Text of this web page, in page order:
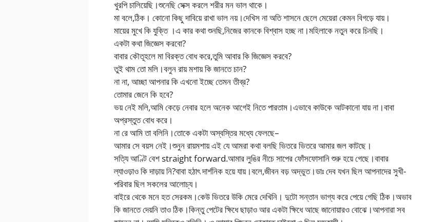
খুরপি চালিয়েছি।শুনেছি সেক্স করলে শরীর মন ভাল থাকে।
মা বলে,ঠিক। কোনো কিছু দাবিয়ে রাখা ভাল নয়।দেখিস না অতি শাসনে ছেলে মেয়েরা কেমন বিগড়ে যায়।
মায়ের মুখে কি যুক্তি ।এ কার কথা শুনছি,নিজের কানকে বিশ্বাস হচ্ছ না।মহিলাকে নতুন করে চিনছি।
একটা কথা জিজ্ঞেস করবো?
বাবার কৌতূহলে মা বিরক্ত বোধ করে,তুমি আবার কি জিজ্ঞেস করবে?
তুই থাম তো মলি।বলুন রায় মশায় কি জানতে চান?
না না, আচ্ছা আপনার কি এখনো ইচ্ছে তেমন তীব্র?
তোমার জেনে কি হবে?
ভয় নেই মলি,আমি কেড়ে নেবার হলে অনেক আগেই নিতে পারতাম।এভাবে কাউকে আটকানো যায় না।বাবা
অপ্রস্তুত বোধ করে।
না রে আমি তা বলিনি।তোকে একটা অস্বস্তির মধ্যে ফেলছে–
আমার সে বয়স নেই।শুনুন রায়মশায় এই যে আমরা কথা বলছি ভিতরে ভিতরে আমার জল কাটছে।
সত্যি আণ্টি বেশ straight forward.আমার লুঙির নীচে সাপের ফোঁসফোসানি শুরু হয়ে গেছে।বাবার
ল্যাওড়াও কি দাড়ায় নি?বাবা হঠাৎ দার্শনিক হয়ে যায়।বলে,জীবন বড় অদ্ভুত।ডাঃ দেব যখন ছিল আপনাদের সুখী-
পরিবার ছিল সকলের আলোচ্য।
বাইরে থেকে মনে হত সেরকম।কেউ ভিতরে উকি মেরে দেখিনি। দুটো সন্তান ভাগ্য করে পেয়ে গেছি ঠিক।অভাব
কি জানতে দেয়নি তাও ঠিক।কিন্তু পেটের ক্ষিধে ছাড়াও আর একটা ক্ষিধে আছে জানোয়ারও বোঝে।আপনারা সব